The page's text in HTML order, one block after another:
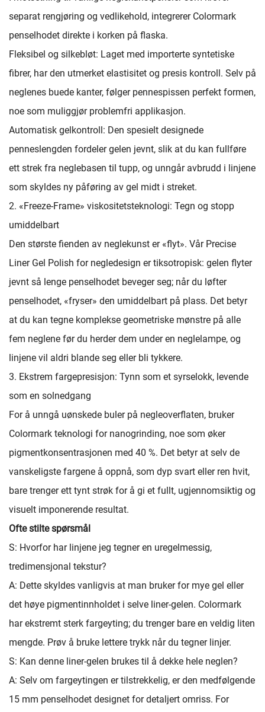
separat rengjøring og vedlikehold, integrerer Colormark
penselhodet direkte i korken på flaska.
Fleksibel og silkebløt: Laget med importerte syntetiske
fibrer, har den utmerket elastisitet og presis kontroll. Selv på
neglenes buede kanter, følger pennespissen perfekt formen,
noe som muliggjør problemfri applikasjon.
Automatisk gelkontroll: Den spesielt designede
penneslengden fordeler gelen jevnt, slik at du kan fullføre
ett strek fra neglebasen til tupp, og unngår avbrudd i linjene
som skyldes ny påføring av gel midt i streket.
2. «Freeze-Frame» viskositetsteknologi: Tegn og stopp
umiddelbart
Den største fienden av neglekunst er «flyt». Vår Precise
Liner Gel Polish for negledesign er tiksotropisk: gelen flyter
jevnt så lenge penselhodet beveger seg; når du løfter
penselhodet, «fryser» den umiddelbart på plass. Det betyr
at du kan tegne komplekse geometriske mønstre på alle
fem neglene før du herder dem under en neglelampe, og
linjene vil aldri blande seg eller bli tykkere.
3. Ekstrem fargepresisjon: Tynn som et syrselokk, levende
som en solnedgang
For å unngå uønskede buler på negleoverflaten, bruker
Colormark teknologi for nanogrinding, noe som øker
pigmentkonsentrasjonen med 40 %. Det betyr at selv de
vanskeligste fargene å oppnå, som dyp svart eller ren hvit,
bare trenger ett tynt strøk for å gi et fullt, ugjennomsiktig og
visuelt imponerende resultat.
Ofte stilte spørsmål
S: Hvorfor har linjene jeg tegner en uregelmessig,
tredimensjonal tekstur?
A: Dette skyldes vanligvis at man bruker for mye gel eller
det høye pigmentinnholdet i selve liner-gelen. Colormark
har ekstremt sterk fargeyting; du trenger bare en veldig liten
mengde. Prøv å bruke lettere trykk når du tegner linjer.
S: Kan denne liner-gelen brukes til å dekke hele neglen?
A: Selv om fargeytingen er tilstrekkelig, er den medfølgende
15 mm penselhodet designet for detaljert omriss. For